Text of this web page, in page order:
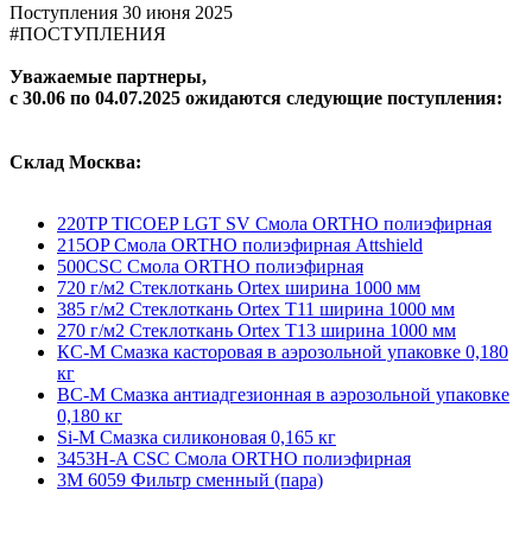
Поступления 30 июня 2025
#ПОСТУПЛЕНИЯ
Уважаемые партнеры,
с 30.06 по 04.07.2025 ожидаются следующие поступления:
Склад Москва:
220TP TICOEP LGT SV Смола ORTHO полиэфирная
215OP Смола ORTHO полиэфирная Attshield
500CSC Смола ORTHO полиэфирная
720 г/м2 Стеклоткань Ortex ширина 1000 мм
385 г/м2 Стеклоткань Ortex Т11 ширина 1000 мм
270 г/м2 Стеклоткань Ortex Т13 ширина 1000 мм
КС-М Смазка касторовая в аэрозольной упаковке 0,180
кг
ВС-М Смазка антиадгезионная в аэрозольной упаковке
0,180 кг
Si-M Смазка силиконовая 0,165 кг
3453Н-A CSC Смола ORTHO полиэфирная
3М 6059 Фильтр сменный (пара)